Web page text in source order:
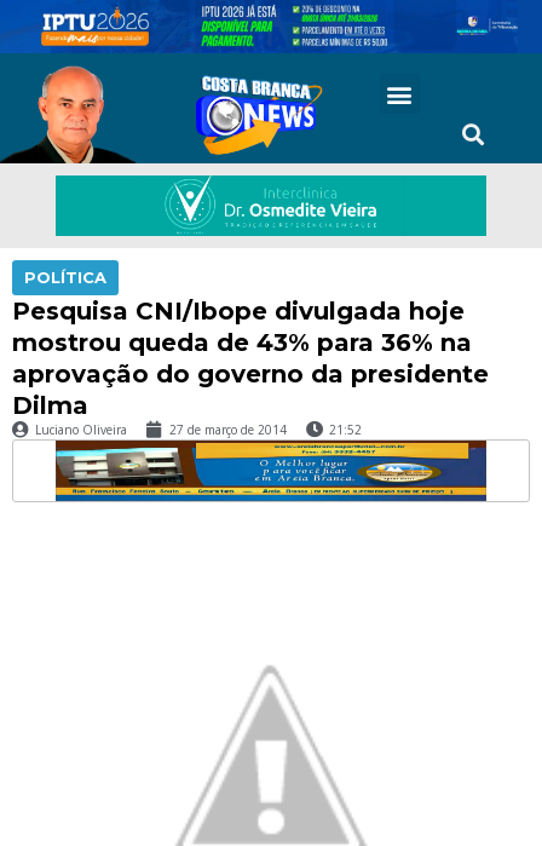
POLÍTICA
Pesquisa CNI/Ibope divulgada hoje
mostrou queda de 43% para 36% na
aprovação do governo da presidente
Dilma
Luciano Oliveira 27 de março de 2014 21:52